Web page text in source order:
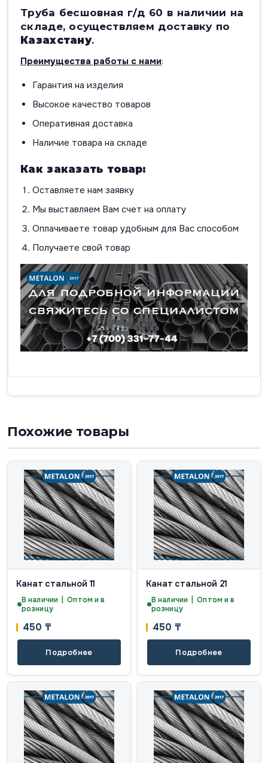
Труба бесшовная г/д 60 в наличии на
складе, осуществляем доставку по
Казахстану.
Преимущества работы с нами:
Гарантия на изделия
Высокое качество товаров
Оперативная доставка
Наличие товара на складе
Как заказать товар:
Оставляете нам заявку
Мы выставляем Вам счет на оплату
Оплачиваете товар удобным для Вас способом
Получаете свой товар
Похожие товары
Канат стальной 11
В наличии | Оптом и в
розницу
450 ₸
Подробнее
Канат стальной 21
В наличии | Оптом и в
розницу
450 ₸
Подробнее